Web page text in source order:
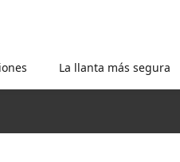
La llanta más segura